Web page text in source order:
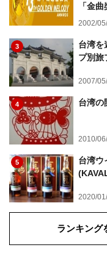
「金
2002/
3
台湾を
プ別旅
2007/
4 台湾の
2010/
5
台湾ウ
2020/
ランキング